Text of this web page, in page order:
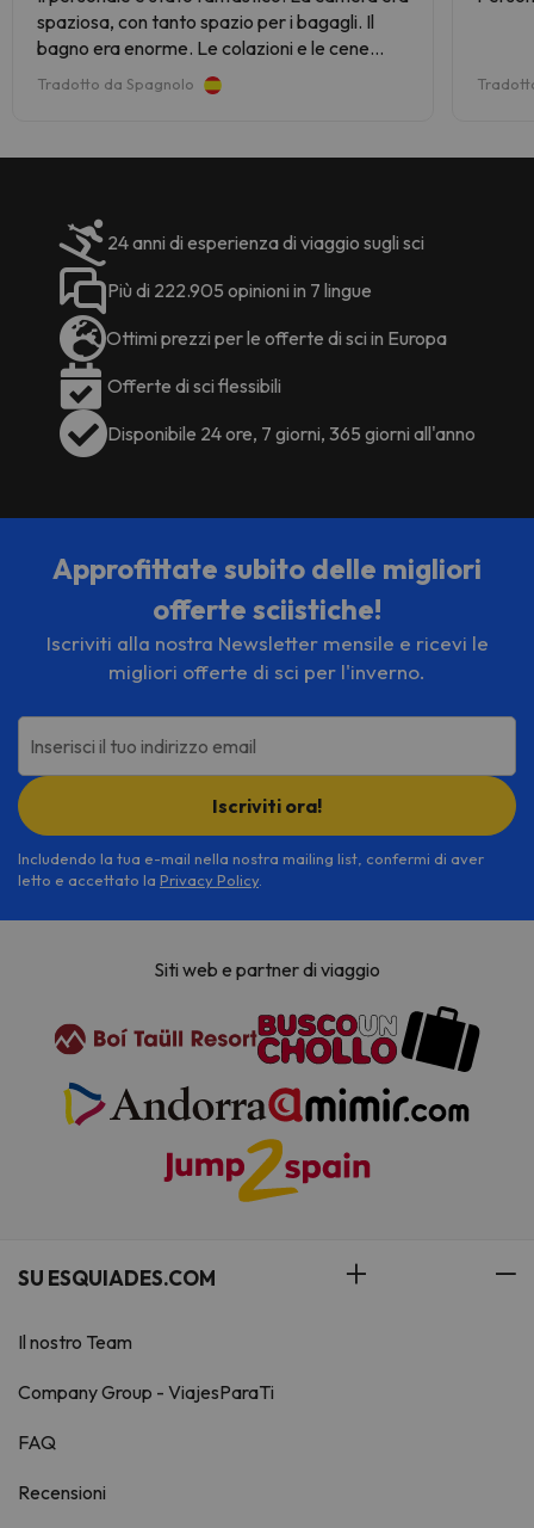
ricettiva.
base alle esigenze. Queste
informazioni sono soggette a
spaziosa, con tanto spazio per i bagagli. Il
bagno era enorme. Le colazioni e le cene
erano fantastiche. Un giorno hanno
preparato una cena tipica ladina, che era
era molto tranquilla, senza rumori. È in
sicuramente.
Tradotto da Spagnolo
24 anni di esperienza di viaggio sugli sci
Più di 222.905 opinioni in 7 lingue
Ottimi prezzi per le offerte di sci in Europa
Offerte di sci flessibili
Disponibile 24 ore, 7 giorni, 365 giorni all'anno
Approfittate subito delle migliori
offerte sciistiche!
Iscriviti alla nostra Newsletter mensile e ricevi le
migliori offerte di sci per l'inverno.
Inserisci il tuo indirizzo email
Iscriviti ora!
Includendo la tua e-mail nella nostra mailing list, confermi di aver
letto e accettato la Privacy Policy.
Siti web e partner di viaggio
SU ESQUIADES.COM
Il nostro Team
Company Group - ViajesParaTi
FAQ
Recensioni